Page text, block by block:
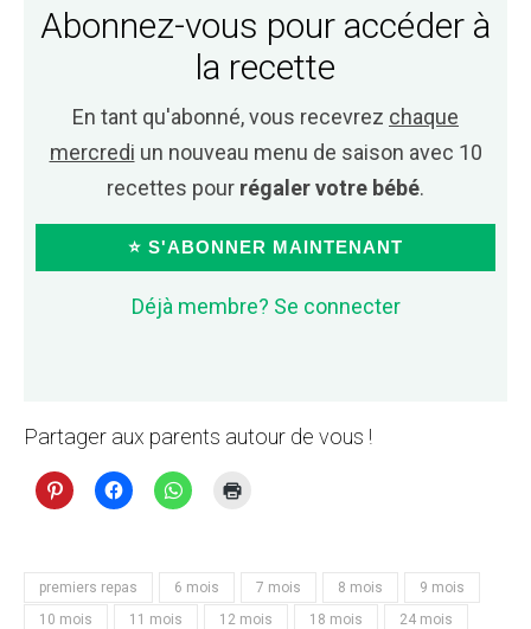
Abonnez-vous pour accéder à
la recette
En tant qu'abonné, vous recevrez chaque
mercredi un nouveau menu de saison avec 10
recettes pour régaler votre bébé.
⭐ S'ABONNER MAINTENANT
Déjà membre? Se connecter
Partager aux parents autour de vous !
premiers repas 6 mois 7 mois 8 mois
9 mois
10 mois
11 mois 12 mois 18 mois
24 mois